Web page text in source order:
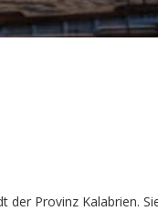
Provinz Kalabrien.